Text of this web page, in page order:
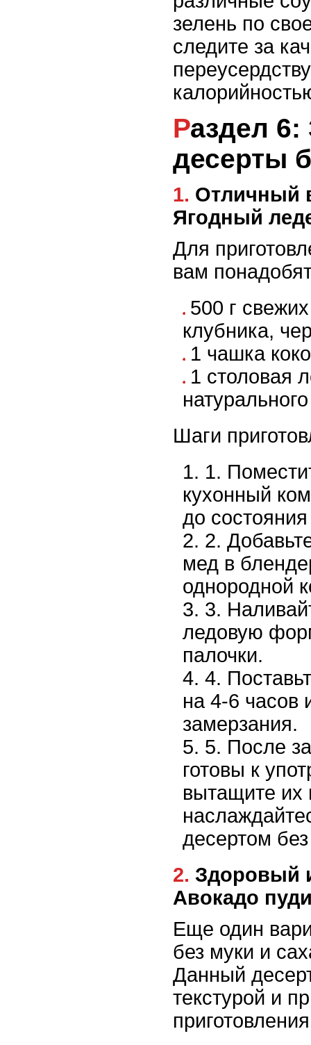
зелень по
следите за
Раздел 6: Здоровые
десерты
1. Отличный выбор для десерта:
Ягодный
Для
вам
500 г
клубника,
1 чашка
1 столовая
Шаги
1.
кухонный
до
2.
мед в
однородной
3.
ледовую
палочки.
4.
на 4-6 часов
замерзания.
5. После
готовы к
вытащите
десертом
2. Здоровый и простой десерт:
Авокадо
Еще один
без муки и
Данный
текстурой и